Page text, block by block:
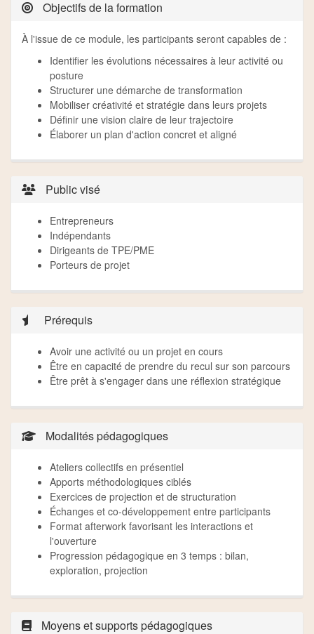
Objectifs de la formation
À l'issue de ce module, les participants seront capables de :
Identifier les évolutions nécessaires à leur activité ou
posture
Structurer une démarche de transformation
Mobiliser créativité et stratégie dans leurs projets
Définir une vision claire de leur trajectoire
Élaborer un plan d'action concret et aligné
Public visé
Entrepreneurs
Indépendants
Dirigeants de TPE/PME
Porteurs de projet
Prérequis
Avoir une activité ou un projet en cours
Être en capacité de prendre du recul sur son parcours
Être prêt à s'engager dans une réflexion stratégique
Modalités pédagogiques
Ateliers collectifs en présentiel
Apports méthodologiques ciblés
Exercices de projection et de structuration
Échanges et co-développement entre participants
Format afterwork favorisant les interactions et
l'ouverture
Progression pédagogique en 3 temps : bilan,
exploration, projection
Moyens et supports pédagogiques